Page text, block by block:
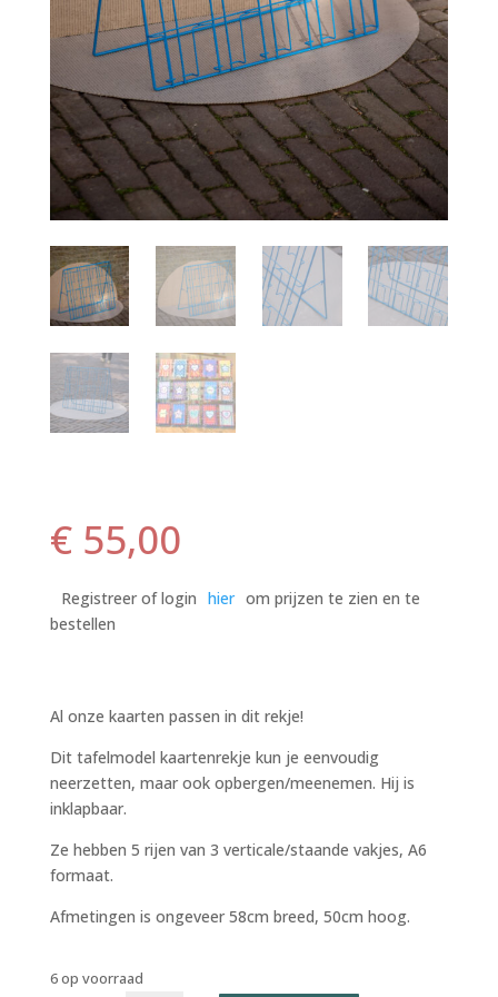
€55,00
Registreer of login hier om prijzen te zien en te
bestellen
Al onze kaarten passen in dit rekje!
Dit tafelmodel kaartenrekje kun je eenvoudig
neerzetten, maar ook opbergen/meenemen. Hij is
inklapbaar.
Ze hebben 5 rijen van 3 verticale/staande vakjes, A6
formaat.
Afmetingen is ongeveer 58cm breed, 50cm hoog.
6 op voorraad